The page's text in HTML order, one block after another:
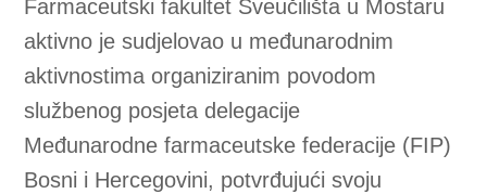
–usklađivanje studijskih programa s
međunarodnim kompetencijskim okvirima,
jačanje kliničkih i komunikacijskih vještina
–integracija suvremenih digitalnih alata u
nastavni proces,
–snažnije povezivanje znanosti, nastavnog